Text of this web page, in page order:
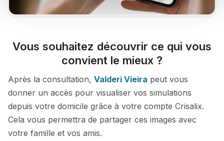
Vous souhaitez découvrir ce qui vous
convient le mieux ?
Après la consultation, Valderi Vieira peut vous
donner un accès pour visualiser vos simulations
depuis votre domicile grâce à votre compte Crisalix.
Cela vous permettra de partager ces images avec
votre famille et vos amis.